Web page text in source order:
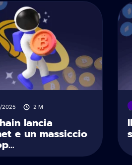
2025 2 M
lancia
e un massiccio